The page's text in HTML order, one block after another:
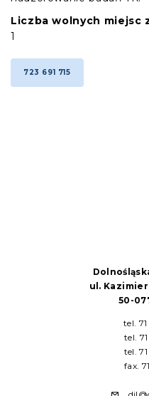
Liczba wolnych miejsc
1
723 691 715
ul.
50-
tel.
tel.
tel.
fax.